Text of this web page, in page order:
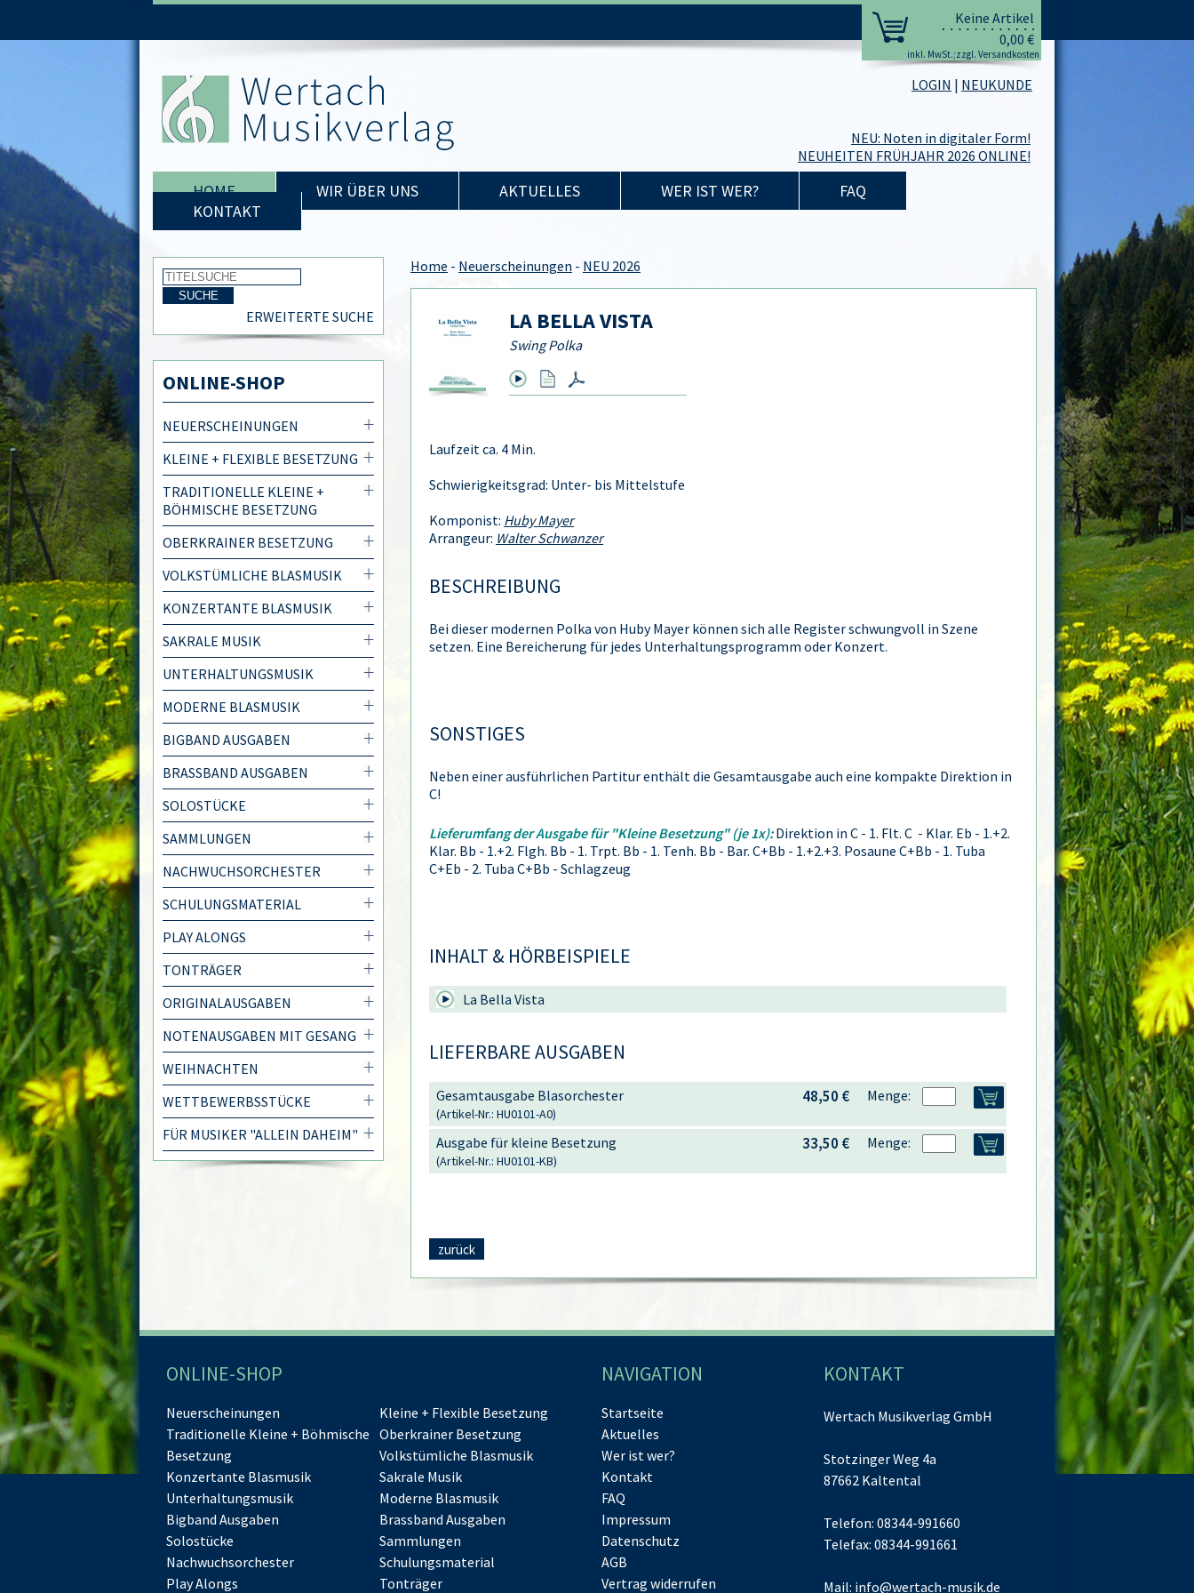
Keine Artikel
0,00 €
inkl. MwSt.;zzgl. Versandkosten
LOGIN | NEUKUNDE
NEU: Noten in digitaler Form!
NEUHEITEN FRÜHJAHR 2026 ONLINE!
HOME WIR ÜBER UNS AKTUELLES WER IST WER?
FAQ
KONTAKT
ERWEITERTE SUCHE
ONLINE-SHOP
NEUERSCHEINUNGEN
KLEINE + FLEXIBLE BESETZUNG
TRADITIONELLE KLEINE +
BÖHMISCHE BESETZUNG
OBERKRAINER BESETZUNG
VOLKSTÜMLICHE BLASMUSIK
KONZERTANTE BLASMUSIK
SAKRALE MUSIK
UNTERHALTUNGSMUSIK
MODERNE BLASMUSIK
BIGBAND AUSGABEN
BRASSBAND AUSGABEN
SOLOSTÜCKE
SAMMLUNGEN
NACHWUCHSORCHESTER
SCHULUNGSMATERIAL
PLAY ALONGS
TONTRÄGER
ORIGINALAUSGABEN
NOTENAUSGABEN MIT GESANG
WEIHNACHTEN
WETTBEWERBSSTÜCKE
FÜR MUSIKER "ALLEIN DAHEIM"
Home - Neuerscheinungen - NEU 2026
LA BELLA VISTA
Swing Polka
Laufzeit ca. 4 Min.
Schwierigkeitsgrad: Unter- bis Mittelstufe
Komponist: Huby Mayer
Arrangeur: Walter Schwanzer
BESCHREIBUNG
Bei dieser modernen Polka von Huby Mayer können sich alle Register schwungvoll in Szene
setzen. Eine Bereicherung für jedes Unterhaltungsprogramm oder Konzert.
SONSTIGES
Neben einer ausführlichen Partitur enthält die Gesamtausgabe auch eine kompakte Direktion in
C!
Lieferumfang der Ausgabe für "Kleine Besetzung" (je 1x):Direktion in C - 1. Flt. C - Klar. Eb - 1.+2.
Klar. Bb - 1.+2. Flgh. Bb - 1. Trpt. Bb - 1. Tenh. Bb - Bar. C+Bb - 1.+2.+3. Posaune C+Bb - 1. Tuba
C+Eb - 2. Tuba C+Bb - Schlagzeug
INHALT & HÖRBEISPIELE
La Bella Vista
LIEFERBARE AUSGABEN
Gesamtausgabe Blasorchester
(Artikel-Nr.: HU0101-A0)
Menge:
48,50 €
Ausgabe für kleine Besetzung
(Artikel-Nr.: HU0101-KB)
Menge:
33,50 €
zurück
ONLINE-SHOP
Neuerscheinungen
Kleine + Flexible Besetzung
Traditionelle Kleine + Böhmische
Besetzung
Oberkrainer Besetzung
Volkstümliche Blasmusik
Konzertante Blasmusik
Sakrale Musik
Unterhaltungsmusik
Moderne Blasmusik
Bigband Ausgaben
Brassband Ausgaben
Solostücke
Sammlungen
Nachwuchsorchester
Schulungsmaterial
Play Alongs
Tonträger
NAVIGATION
Startseite
Aktuelles
Wer ist wer?
Kontakt
FAQ
Impressum
Datenschutz
AGB
Vertrag widerrufen
KONTAKT
Wertach Musikverlag GmbH
Stotzinger Weg 4a
87662 Kaltental
Telefon: 08344-991660
Telefax: 08344-991661
Mail: info@wertach-musik.de